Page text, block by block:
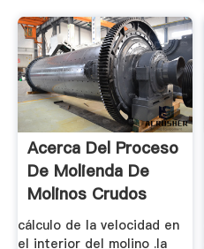
Acerca Del Proceso
De Molienda De
Molinos Crudos
Verticales
cálculo de la velocidad en
el interior del molino .la